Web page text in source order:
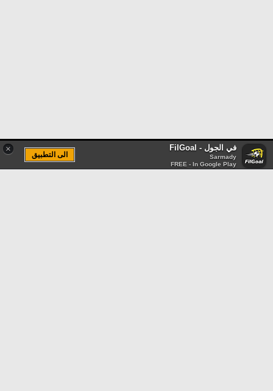
× في الجول - FilGoal
Sarmady
FREE - In Google Play
الى التطبيق